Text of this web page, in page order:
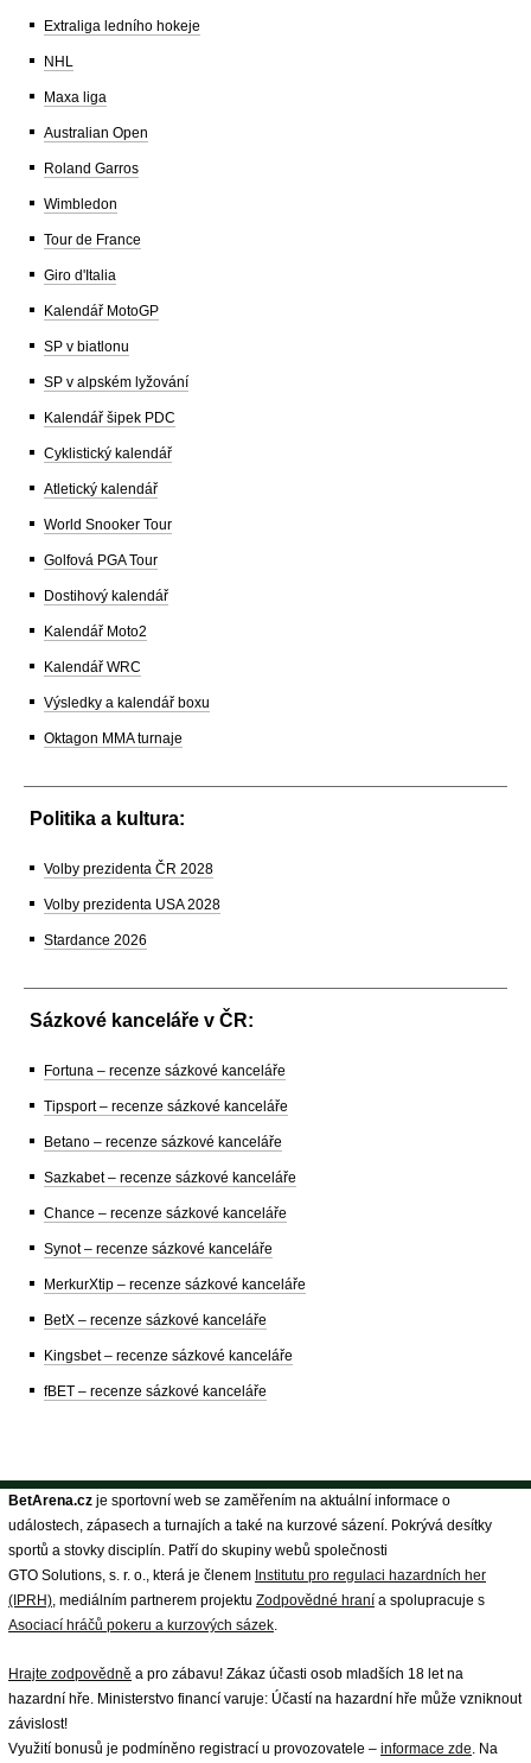
Extraliga ledního hokeje
NHL
Maxa liga
Australian Open
Roland Garros
Wimbledon
Tour de France
Giro d'Italia
Kalendář MotoGP
SP v biatlonu
SP v alpském lyžování
Kalendář šipek PDC
Cyklistický kalendář
Atletický kalendář
World Snooker Tour
Golfová PGA Tour
Dostihový kalendář
Kalendář Moto2
Kalendář WRC
Výsledky a kalendář boxu
Oktagon MMA turnaje
Politika a kultura:
Volby prezidenta ČR 2028
Volby prezidenta USA 2028
Stardance 2026
Sázkové kanceláře v ČR:
Fortuna – recenze sázkové kanceláře
Tipsport – recenze sázkové kanceláře
Betano – recenze sázkové kanceláře
Sazkabet – recenze sázkové kanceláře
Chance – recenze sázkové kanceláře
Synot – recenze sázkové kanceláře
MerkurXtip – recenze sázkové kanceláře
BetX – recenze sázkové kanceláře
Kingsbet – recenze sázkové kanceláře
fBET – recenze sázkové kanceláře
BetArena.cz je sportovní web se zaměřením na aktuální informace o
událostech, zápasech a turnajích a také na kurzové sázení. Pokrývá desítky
sportů a stovky disciplín. Patří do skupiny webů společnosti
GTO Solutions, s. r. o., která je členem Institutu pro regulaci hazardních her
(IPRH), mediálním partnerem projektu Zodpovědné hraní a spolupracuje s
Asociací hráčů pokeru a kurzových sázek.
Hrajte zodpovědně a pro zábavu! Zákaz účasti osob mladších 18 let na
hazardní hře. Ministerstvo financí varuje: Účastí na hazardní hře může vzniknout
závislost!
Využití bonusů je podmíněno registrací u provozovatele – informace zde. Na